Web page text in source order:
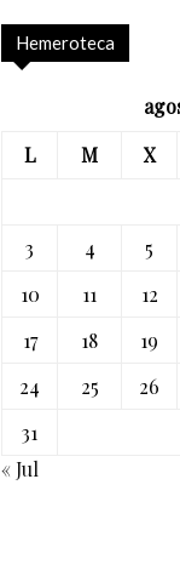
Hemeroteca
L
M X
3
4 5
10
11 12
17
18 19
24
25 26
31
« Jul